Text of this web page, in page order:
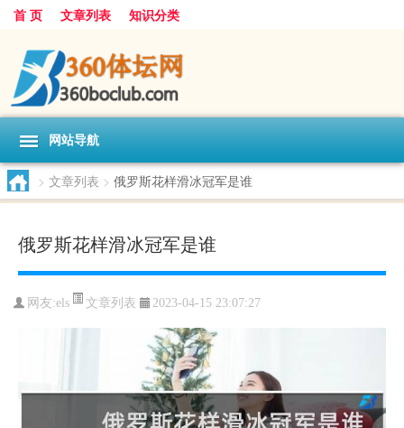
首 页 文章列表 知识分类
网站导航
> 文章列表 > 俄罗斯花样滑冰冠军是谁
俄罗斯花样滑冰冠军是谁
网友:els 文章列表 2023-04-15 23:07:27